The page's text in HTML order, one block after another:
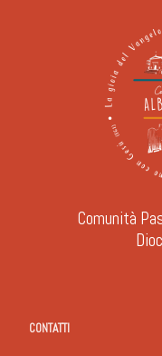
Comunità
CONTATTI